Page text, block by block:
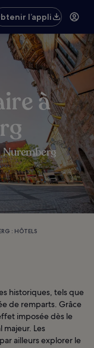
l’appli
à
Nuremberg
: HÔTELS
historiques, tels que
de remparts. Grâce
imposée dès le
Les
ailleurs explorer le